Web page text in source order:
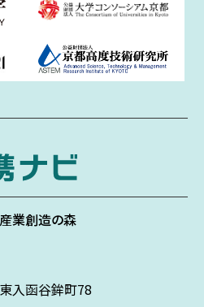
業創造の森
入函谷鉾町78